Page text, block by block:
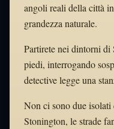
angoli reali della città
grandezza naturale.
Partirete nei dintorni di
piedi, interrogando
detective legge una
Non ci sono due isolati
Stonington, le strade